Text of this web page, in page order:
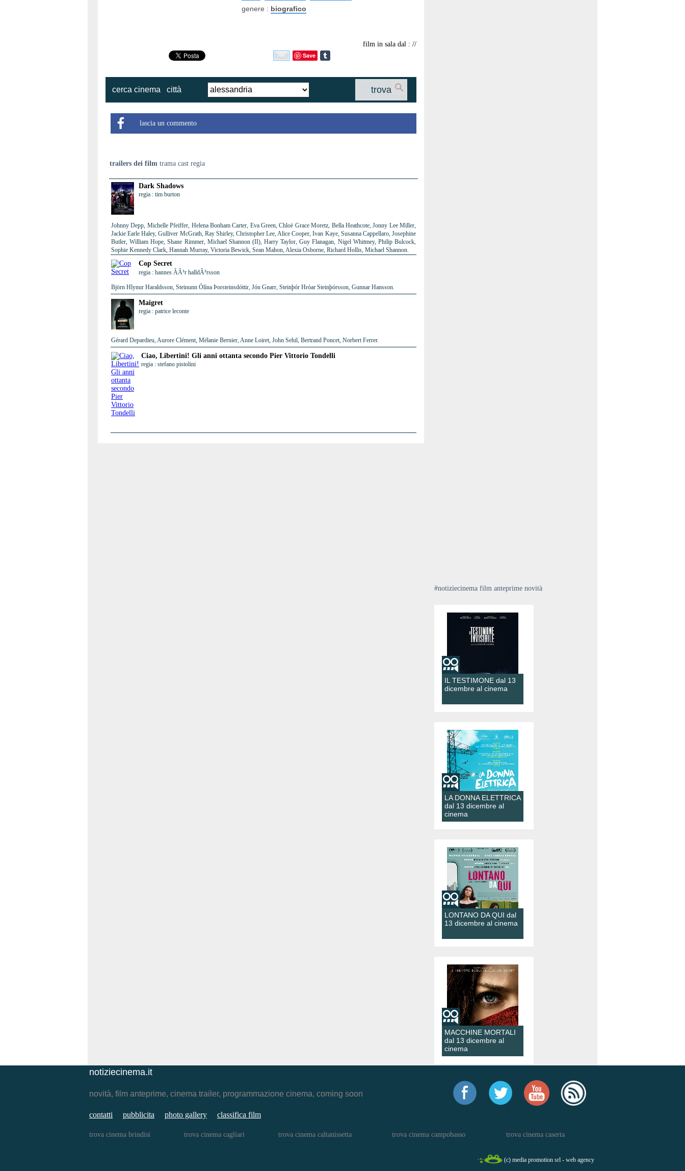
genere : biografico
film in sala dal : //
Save
cerca cinema città trova
lascia un commento
trailers dei film trama cast regia
Dark Shadows
regia : tim burton
Johnny Depp, Michelle Pfeiffer, Helena Bonham Carter, Eva Green, Chloë Grace Moretz, Bella Heathcote, Jonny Lee Miller,
Jackie Earle Haley, Gulliver McGrath, Ray Shirley, Christopher Lee, Alice Cooper, Ivan Kaye, Susanna Cappellaro, Josephine
Butler, William Hope, Shane Rimmer, Michael Shannon (II), Harry Taylor, Guy Flanagan, Nigel Whitmey, Philip Bulcock,
Sophie Kennedy Clark, Hannah Murray, Victoria Bewick, Sean Mahon, Alexia Osborne, Richard Hollis, Michael Shannon.
Cop Secret
regia : hannes ÃÃ³r halldÃ³rsson
Björn Hlynur Haraldsson, Steinunn Ólína Þorsteinsdóttir, Jón Gnarr, Steinþór Hróar Steinþórsson, Gunnar Hansson.
Maigret
regia : patrice leconte
Gérard Depardieu, Aurore Clément, Mélanie Bernier, Anne Loiret, John Sehil, Bertrand Poncet, Norbert Ferrer.
Ciao, Libertini! Gli anni ottanta secondo Pier Vittorio Tondelli
regia : stefano pistolini
#notiziecinema film anteprime novità
IL TESTIMONE dal 13
dicembre al cinema
LA DONNA ELETTRICA
dal 13 dicembre al
cinema
LONTANO DA QUI dal
13 dicembre al cinema
MACCHINE MORTALI
dal 13 dicembre al
cinema
notiziecinema.it
novità, film anteprime, cinema trailer, programmazione cinema, coming soon
contatti pubblicita photo gallery classifica film
trova cinema brindisi trova cinema cagliari trova cinema caltanissetta trova cinema campobasso trova cinema caserta
(c) media promotion srl - web agency